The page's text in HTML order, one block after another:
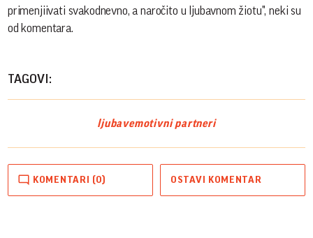
primenjiivati svakodnevno, a naročito u ljubavnom žiotu", neki su
od komentara.
TAGOVI:
ljubavemotivni partneri
KOMENTARI (0) OSTAVI KOMENTAR